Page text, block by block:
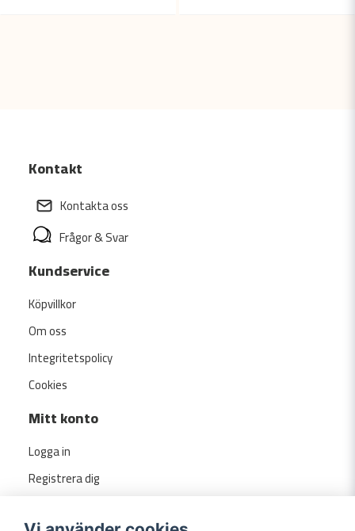
Kontakt
Kontakta oss
Frågor & Svar
Kundservice
Köpvillkor
Om oss
Integritetspolicy
Cookies
Mitt konto
Logga in
Registrera dig